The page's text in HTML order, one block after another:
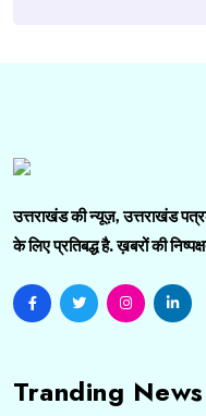
उत्तराखंड की न्यूज़, उत्तराखंड
के लिए प्रतिबद्ध है. ख़बरों की
Tranding News